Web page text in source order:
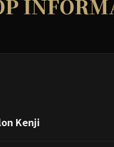
Kenji